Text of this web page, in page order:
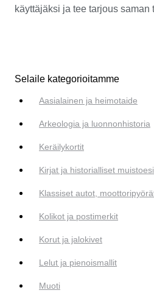
käyttäjäksi ja tee tarjous saman
Selaile kategorioitamme
Aasialainen ja heimotaide
Arkeologia ja luonnonhistoria
Keräilykortit
Kirjat ja historialliset
Klassiset autot,
Kolikot ja postimerkit
Korut ja jalokivet
Lelut ja pienoismallit
Muoti